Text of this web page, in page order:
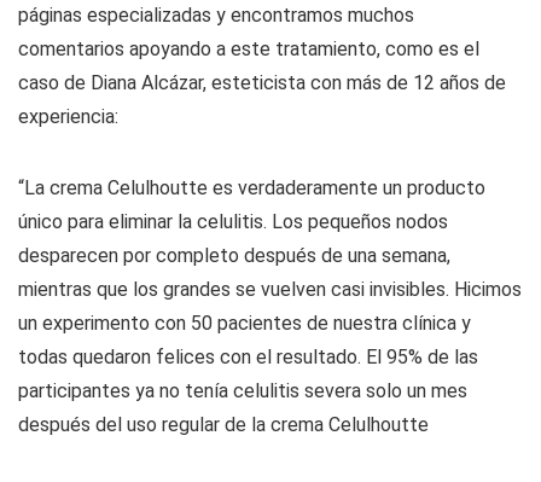
páginas especializadas y encontramos muchos
comentarios apoyando a este tratamiento, como es el
caso de Diana Alcázar, esteticista con más de 12 años de
experiencia:
“La crema Celulhoutte es verdaderamente un producto
único para eliminar la celulitis. Los pequeños nodos
desparecen por completo después de una semana,
mientras que los grandes se vuelven casi invisibles. Hicimos
un experimento con 50 pacientes de nuestra clínica y
todas quedaron felices con el resultado. El 95% de las
participantes ya no tenía celulitis severa solo un mes
después del uso regular de la crema Celulhoutte